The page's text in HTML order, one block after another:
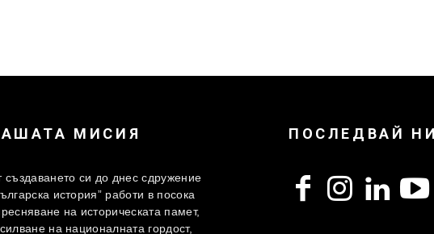
МИСИЯ
създаването си до днес сдружение
история” работи в посока
на историческата памет,
на националната гордост,
ПОСЛЕДВАЙ НИ